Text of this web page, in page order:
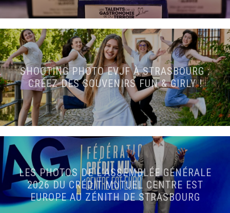
SHOOTING PHOTO EVJF À STRASBOURG :
CRÉEZ DES SOUVENIRS FUN & GIRLY !
LES PHOTOS DE L’ASSEMBLÉE GÉNÉRALE
2026 DU CRÉDIT MUTUEL CENTRE EST
EUROPE AU ZÉNITH DE STRASBOURG